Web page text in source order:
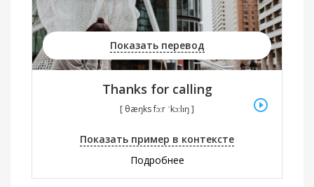
Показать перевод
Thanks for calling
[ θæŋks fɔːr ˈkɔːlɪŋ ]
Показать пример в контексте
Подробнее